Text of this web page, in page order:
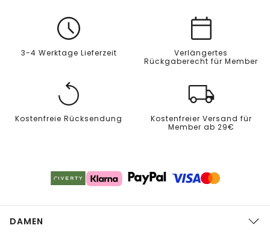
3-4 Werktage Lieferzeit
Verlängertes
Rückgaberecht für Member
Kostenfreie Rücksendung
Kostenfreier Versand für
Member ab 29€
DAMEN